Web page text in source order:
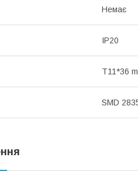
Немає
IP20
T11*36
SMD